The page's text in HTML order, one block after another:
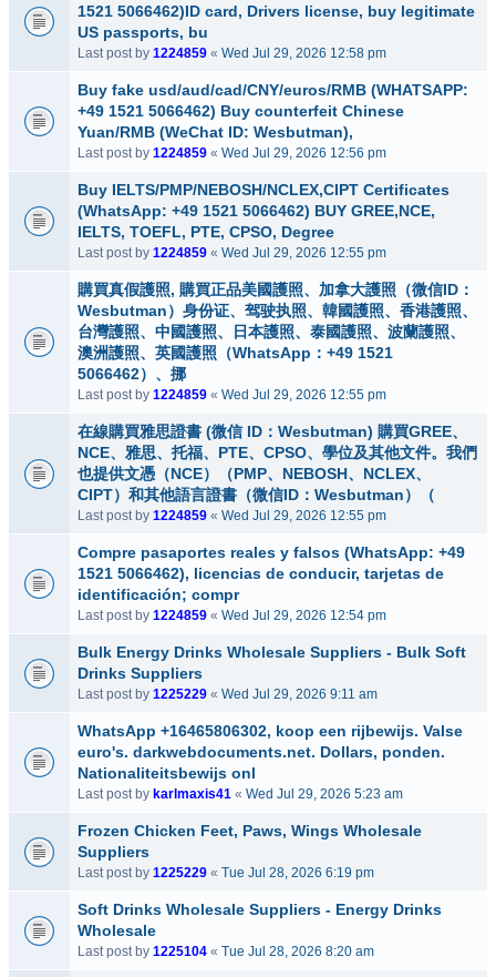
1521 5066462)ID card, Drivers license, buy legitimate
US passports, bu
Last post by 1224859 « Wed Jul 29, 2026 12:58 pm
Buy fake usd/aud/cad/CNY/euros/RMB (WHATSAPP:
+49 1521 5066462) Buy counterfeit Chinese
Yuan/RMB (WeChat ID: Wesbutman),
Last post by 1224859 « Wed Jul 29, 2026 12:56 pm
Buy IELTS/PMP/NEBOSH/NCLEX,CIPT Certificates
(WhatsApp: +49 1521 5066462) BUY GREE,NCE,
IELTS, TOEFL, PTE, CPSO, Degree
Last post by 1224859 « Wed Jul 29, 2026 12:55 pm
購買真假護照, 購買正品美國護照、加拿大護照（微信ID：
Wesbutman）身份证、驾驶执照、韓國護照、香港護照、
台灣護照、中國護照、日本護照、泰國護照、波蘭護照、
澳洲護照、英國護照（WhatsApp：+49 1521
5066462）、挪
Last post by 1224859 « Wed Jul 29, 2026 12:55 pm
在線購買雅思證書 (微信 ID：Wesbutman) 購買GREE、
NCE、雅思、托福、PTE、CPSO、學位及其他文件。我們
也提供文憑（NCE）（PMP、NEBOSH、NCLEX、
CIPT）和其他語言證書（微信ID：Wesbutman）（
Last post by 1224859 « Wed Jul 29, 2026 12:55 pm
Compre pasaportes reales y falsos (WhatsApp: +49
1521 5066462), licencias de conducir, tarjetas de
identificación; compr
Last post by 1224859 « Wed Jul 29, 2026 12:54 pm
Bulk Energy Drinks Wholesale Suppliers - Bulk Soft
Drinks Suppliers
Last post by 1225229 « Wed Jul 29, 2026 9:11 am
WhatsApp +16465806302, koop een rijbewijs. Valse
euro's. darkwebdocuments.net. Dollars, ponden.
Nationaliteitsbewijs onl
Last post by karlmaxis41 « Wed Jul 29, 2026 5:23 am
Frozen Chicken Feet, Paws, Wings Wholesale
Suppliers
Last post by 1225229 « Tue Jul 28, 2026 6:19 pm
Soft Drinks Wholesale Suppliers - Energy Drinks
Wholesale
Last post by 1225104 « Tue Jul 28, 2026 8:20 am